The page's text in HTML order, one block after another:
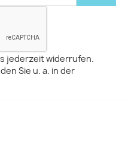
jederzeit widerrufen.
Sie u. a. in der